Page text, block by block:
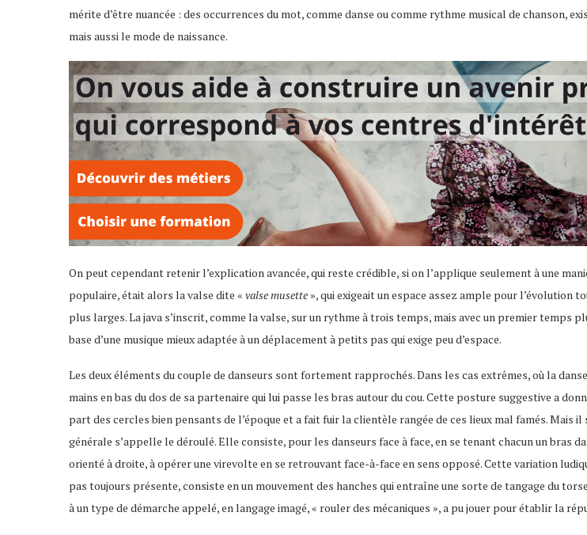
mérite d’être nuancée : des occurrences du mot, comme danse ou comme rythme musical de chanson,
mais aussi le mode de naissance.
On peut cependant retenir l’explication avancée, qui reste crédible, si on l’applique seulement à une
populaire, était alors la valse dite « valse musette », qui exigeait un espace assez ample pour l’évolution
plus larges. La java s’inscrit, comme la valse, sur un rythme à trois temps, mais avec un premier
base d’une musique mieux adaptée à un déplacement à petits pas qui exige peu d’espace.
Les deux éléments du couple de danseurs sont fortement rapprochés. Dans les cas extrêmes, où la
mains en bas du dos de sa partenaire qui lui passe les bras autour du cou. Cette posture suggestive a
part des cercles bien pensants de l’époque et a fait fuir la clientèle rangée de ces lieux mal famés. Mais
générale s’appelle le déroulé. Elle consiste, pour les danseurs face à face, en se tenant chacun un bras
orienté à droite, à opérer une virevolte en se retrouvant face-à-face en sens opposé. Cette variation
pas toujours présente, consiste en un mouvement des hanches qui entraîne une sorte de tangage du
à un type de démarche appelé, en langage imagé, « rouler des mécaniques », a pu jouer pour établir la